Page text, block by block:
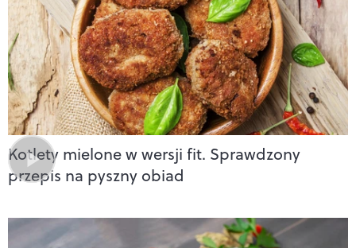
Kotlety mielone w wersji fit. Sprawdzony
przepis na pyszny obiad